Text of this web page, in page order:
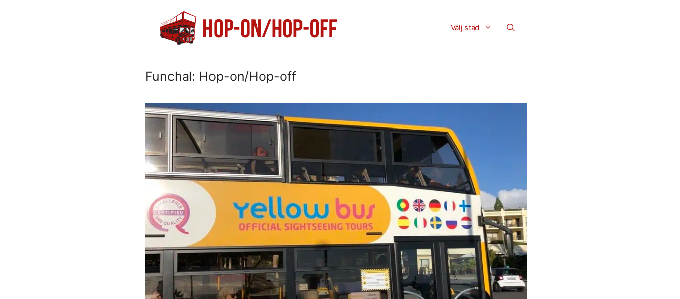
Välj stad
Funchal: Hop-on/Hop-off